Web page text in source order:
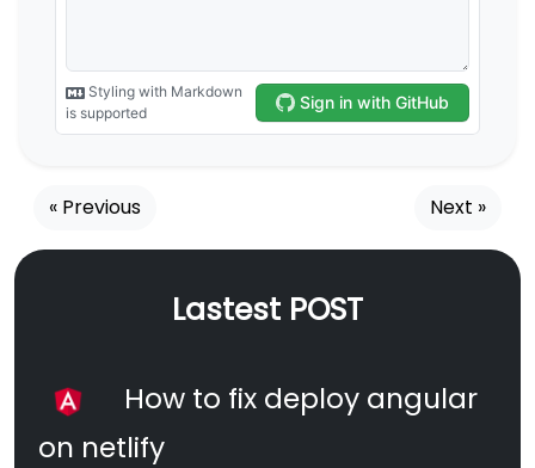
« Previous Next »
Lastest POST
How to fix deploy angular
on netlify